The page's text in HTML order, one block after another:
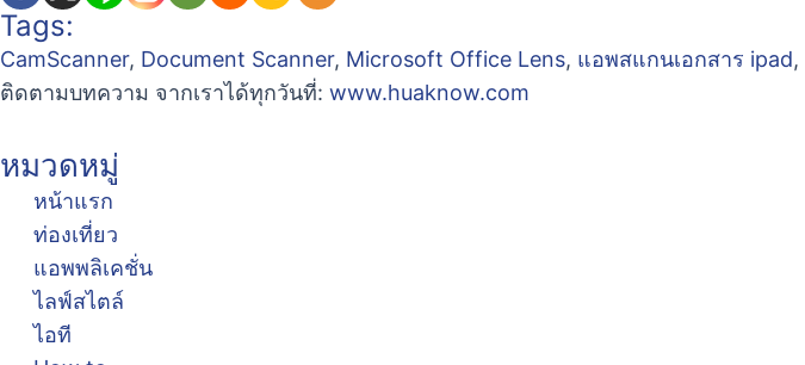
Tags:
CamScanner, Document Scanner, Microsoft Office Lens, แอพสแกนเอกสาร ipad,
ติดตามบทความ จากเราได้ทุกวันที่: www.huaknow.com
หมวดหมู่
หน้าแรก
ท่องเที่ยว
แอพพลิเคชั่น
ไลฟ์สไตล์
ไอที